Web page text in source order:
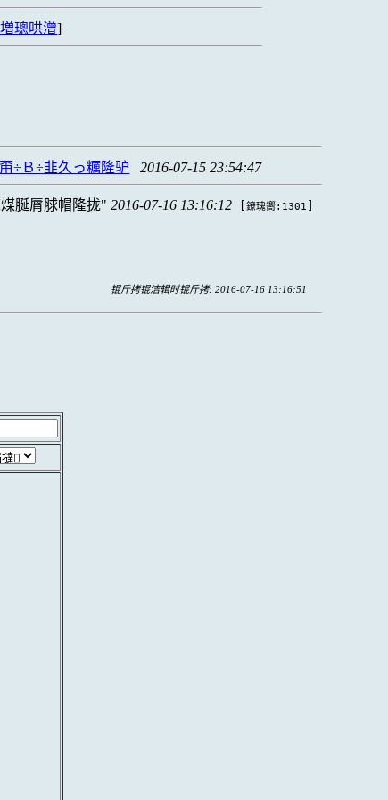
璁哄潧]
÷Ｂ÷韭久っ糲隆驴 2016-07-15 23:54:47
脠脣脙帽隆拢 2016-07-16 13:16:12 [鐐瑰嚮:1301
锟斤拷锟洁辑时锟斤拷: 2016-07-16 13:16:51